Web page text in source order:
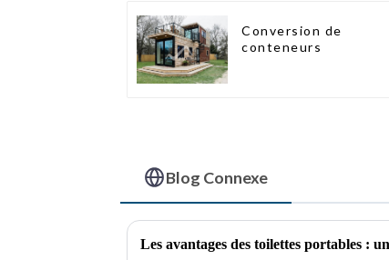
Conversion de
conteneurs
Blog Connexe
Les avantages des toilettes portables :